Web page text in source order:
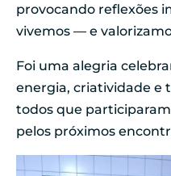
provocando reflexões
vivemos — e
Foi uma alegria
energia, criatividade e
todos que
pelos próximos